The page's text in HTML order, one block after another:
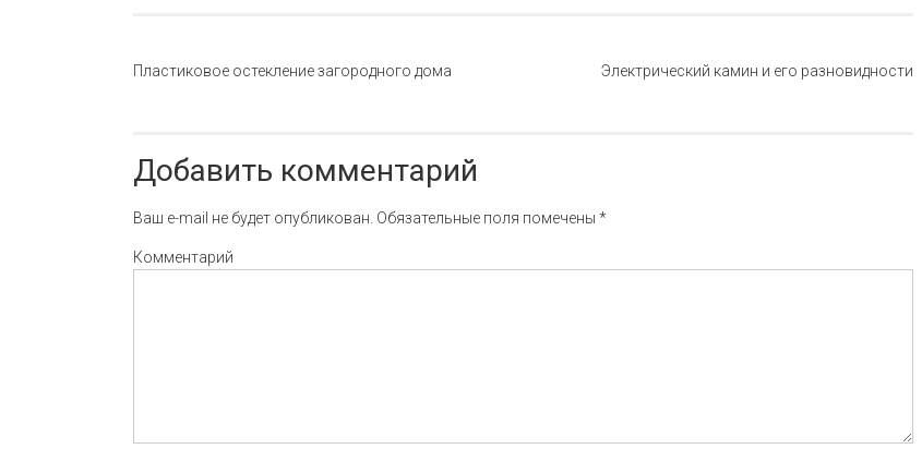
Навигация по записи
Пластиковое остекление загородного дома Электрический камин и его разновидности
Добавить комментарий
Ваш e-mail не будет опубликован. Обязательные поля помечены *
Комментарий